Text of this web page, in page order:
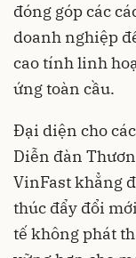
đóng góp các
doanh nghiệp
cao tính linh
ứng toàn cầu.
Đại diện cho
Diễn đàn
VinFast khẳng
thúc đẩy đổi
tế không phát